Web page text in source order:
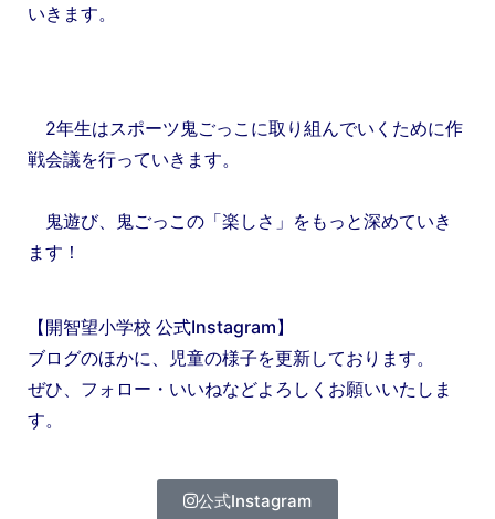
いきます。
2年生はスポーツ鬼ごっこに取り組んでいくために作
戦会議を行っていきます。
鬼遊び、鬼ごっこの「楽しさ」をもっと深めていき
ます！
【開智望小学校 公式Instagram】
ブログのほかに、児童の様子を更新しております。
ぜひ、フォロー・いいねなどよろしくお願いいたしま
す。
公式Instagram